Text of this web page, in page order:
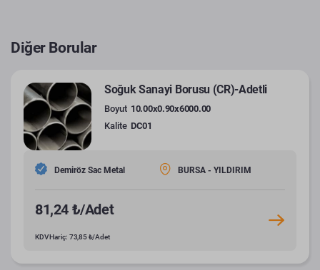
Diğer Borular
Soğuk Sanayi Borusu (CR)-Adetli
Boyut 10.00x0.90x6000.00
Kalite DC01
Demiröz Sac Metal BURSA - YILDIRIM
81,24 ₺/Adet
KDV Hariç: 73,85 ₺/Adet